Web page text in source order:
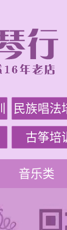
民族唱法
古筝培
音乐类